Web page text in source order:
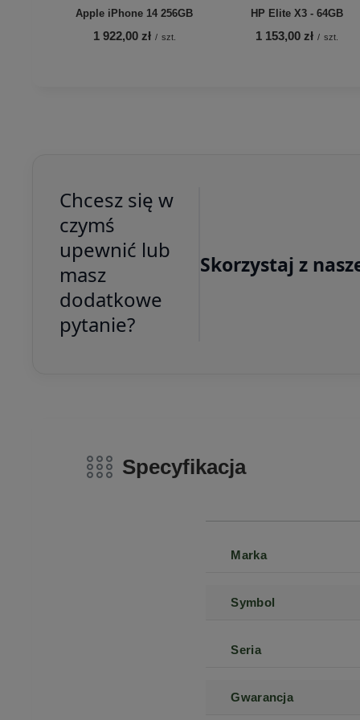
Apple iPhone 14 256GB
1 922,00 zł / szt.
HP Elite X3 - 64GB
1 153,00 zł / szt.
Chcesz się w
czymś
upewnić lub
masz
dodatkowe
pytanie?
Skorzystaj z
Specyfikacja
Marka
Symbol
Seria
Gwarancja